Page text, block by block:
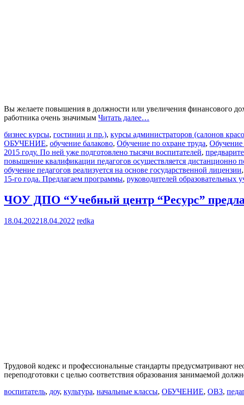
Вы желаете повышения в должности или увеличения финансового
работника очень значимым Читать далее…
бизнес курсы, гостиниц и пр.), курсы администраторов (салонов
ОБУЧЕНИЕ, обучение балаково, Обучение по охране труда, Обучение
2015 году. По ней уже подготовлено тысячи воспитателей,
повышение квалификации педагогов осуществляется дистанционно
обучение педагогов реализуется на основе государственной лицензии,
15-го года. Предлагаем программы, руководителей образовательных
ЧОУ ДПО “Учебный центр “Ресурс”
18.04.202218.04.2022 redka
Трудовой кодекс и профессиональные стандарты предусматривают
переподготовки с целью соответствия образования занимаемой
воспитатель, доу, культура, начальные классы, ОБУЧЕНИЕ, ОВЗ,